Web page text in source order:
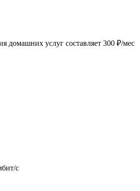
домашних услуг составляет 300 ₽/мес
с